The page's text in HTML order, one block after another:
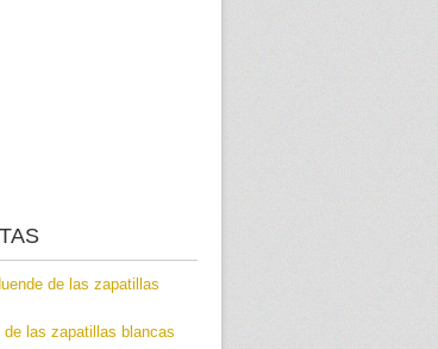
de las zapatillas
de las zapatillas blancas